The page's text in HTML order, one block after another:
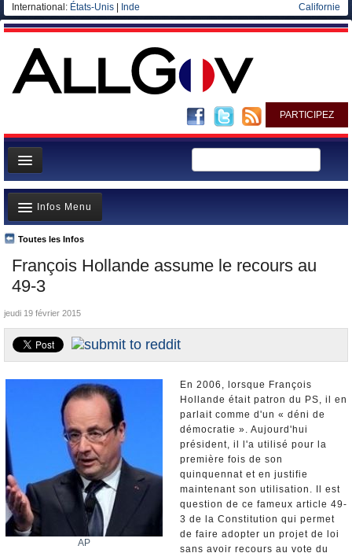
International: États-Unis Inde Californie
PARTICIPEZ
Page d'accueil
Infos
Gouvernement
Ministères/Directions
Blog
Elections européennes
François Hollande assume le recours au
49-3
Toutes les Infos
Infos Menu
A la Une
Polémiques
La France et le Monde
Nominations et Démissions
Elections européennes
Infos insolites
jeudi 19 février 2015
AP
En 2006, lorsque François
Hollande était patron du PS, il en
parlait comme d'un « déni de
démocratie ». Aujourd'hui
président, il l'a utilisé pour la
première fois de son
quinquennat et en justifie
maintenant son utilisation. Il est
question de ce fameux article 49-
3 de la Constitution qui permet
de faire adopter un projet de loi
sans avoir recours au vote du